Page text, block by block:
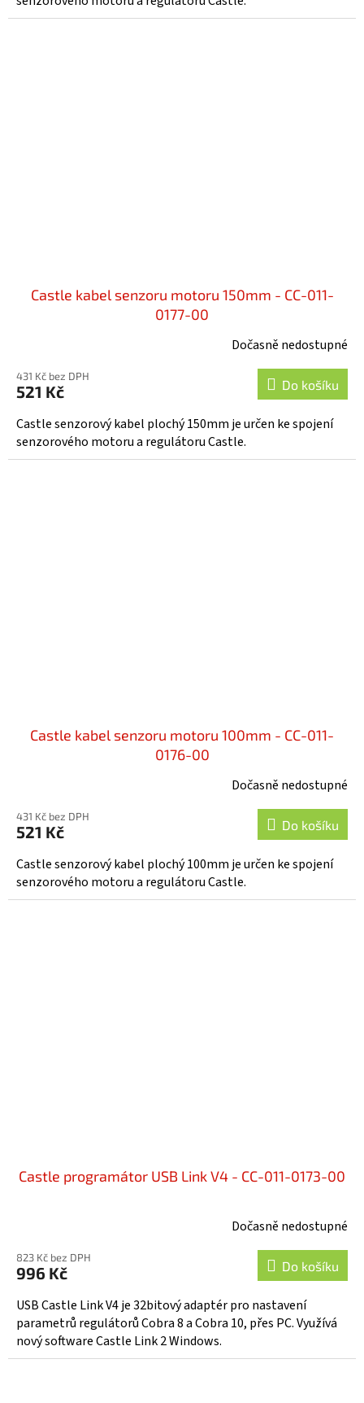
Castle kabel senzoru motoru 150mm - CC-011-
0177-00
Dočasně nedostupné
431 Kč bez DPH
521 Kč Do košíku
Castle senzorový kabel plochý 150mm je určen ke spojení
senzorového motoru a regulátoru Castle.
Castle kabel senzoru motoru 100mm - CC-011-
0176-00
Dočasně nedostupné
431 Kč bez DPH
521 Kč Do košíku
Castle senzorový kabel plochý 100mm je určen ke spojení
senzorového motoru a regulátoru Castle.
Castle programátor USB Link V4 - CC-011-0173-00
Dočasně nedostupné
823 Kč bez DPH
996 Kč Do košíku
USB Castle Link V4 je 32bitový adaptér pro nastavení
parametrů regulátorů Cobra 8 a Cobra 10, přes PC. Využívá
nový software Castle Link 2 Windows.